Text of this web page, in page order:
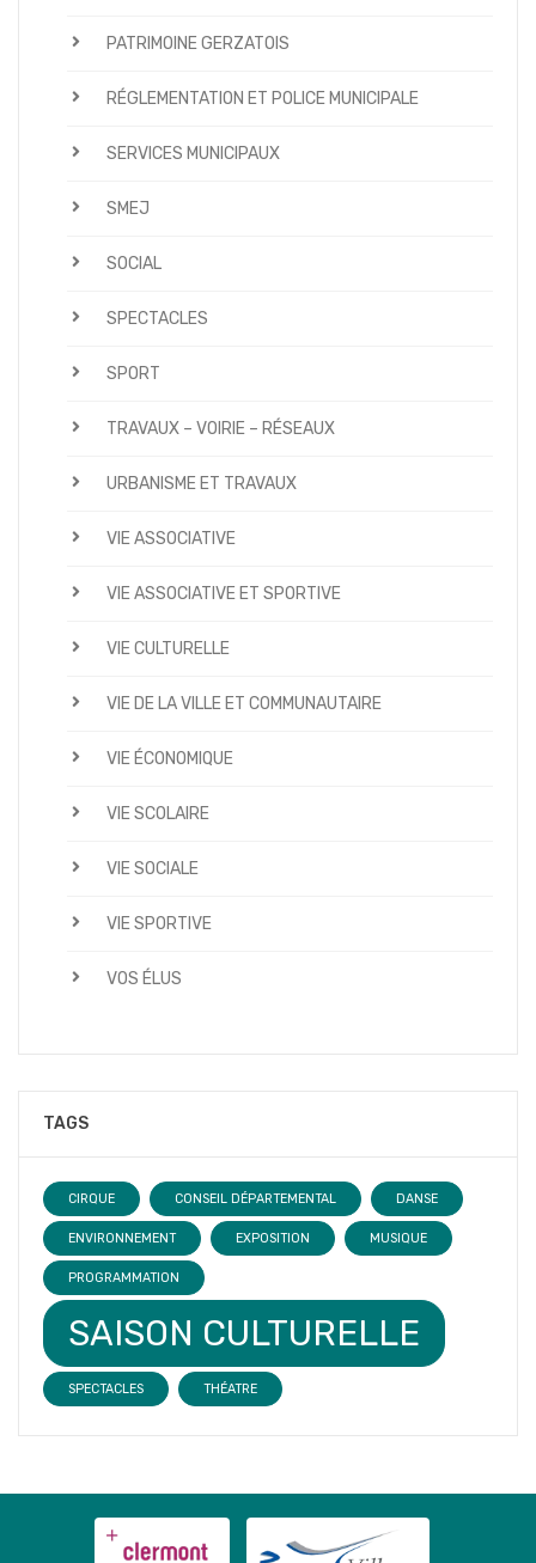
PATRIMOINE GERZATOIS
RÉGLEMENTATION ET POLICE MUNICIPALE
SERVICES MUNICIPAUX
SMEJ
SOCIAL
SPECTACLES
SPORT
TRAVAUX – VOIRIE – RÉSEAUX
URBANISME ET TRAVAUX
VIE ASSOCIATIVE
VIE ASSOCIATIVE ET SPORTIVE
VIE CULTURELLE
VIE DE LA VILLE ET COMMUNAUTAIRE
VIE ÉCONOMIQUE
VIE SCOLAIRE
VIE SOCIALE
VIE SPORTIVE
VOS ÉLUS
TAGS
CIRQUE CONSEIL DÉPARTEMENTAL DANSE
ENVIRONNEMENT EXPOSITION MUSIQUE
PROGRAMMATION
SAISON CULTURELLE
SPECTACLES THÉATRE